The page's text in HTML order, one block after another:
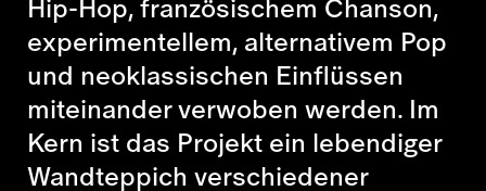
Hip-Hop, französischem Chanson,
experimentellem, alternativem Pop
und neoklassischen Einflüssen
miteinander verwoben werden. Im
Kern ist das Projekt ein lebendiger
Wandteppich verschiedener